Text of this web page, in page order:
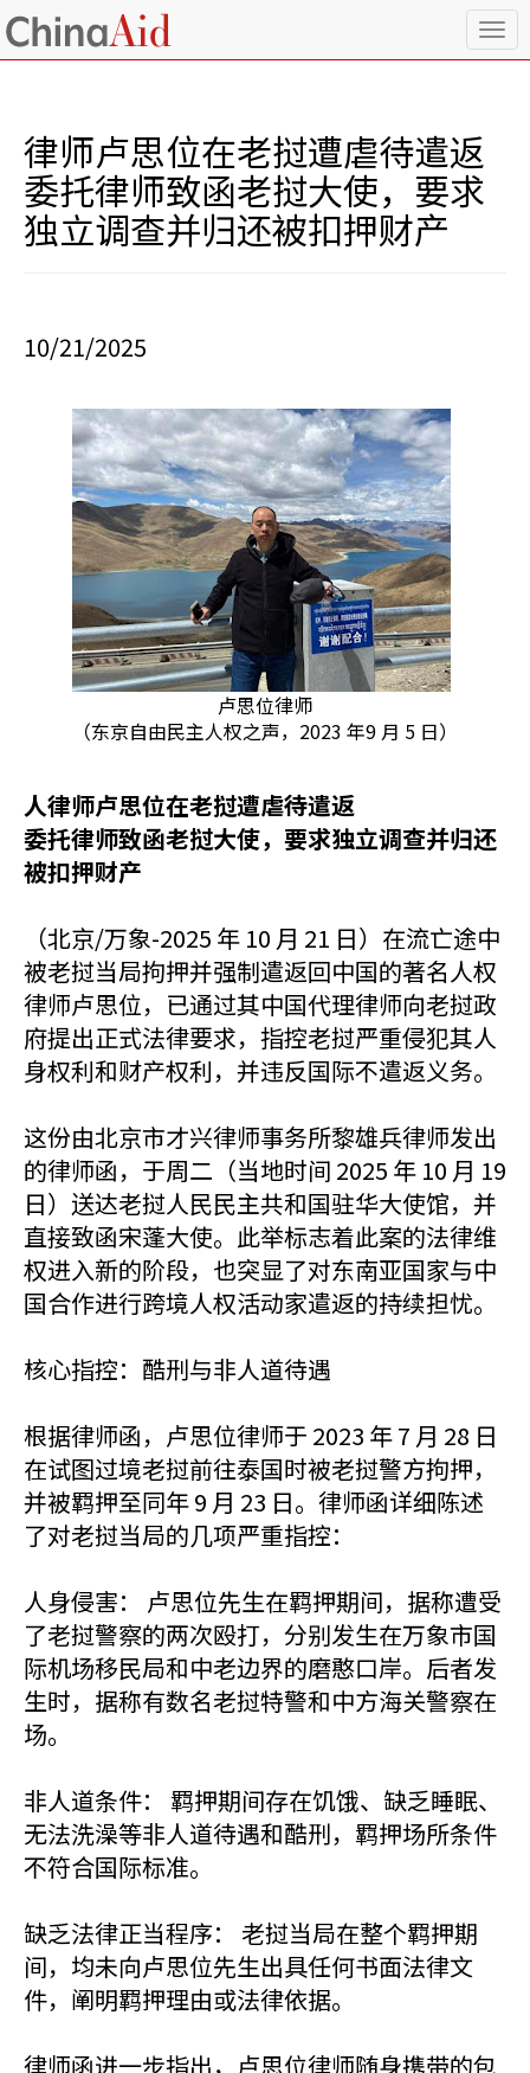
T
o
律师卢思位在老挝遭虐待遣返
委托律师致函老挝大使，要求
独立调查并归还被扣押财产
10/21/2025
卢思位律师
（东京自由民主人权之声，2023 年9 月 5 日）
人律师卢思位在老挝遭虐待遣返
委托律师致函老挝大使，要求独立调查并归还
被扣押财产
（北京/万象-2025 年 10 月 21 日）在流亡途中
被老挝当局拘押并强制遣返回中国的著名人权
律师卢思位，已通过其中国代理律师向老挝政
府提出正式法律要求，指控老挝严重侵犯其人
身权利和财产权利，并违反国际不遣返义务。
这份由北京市才兴律师事务所黎雄兵律师发出
的律师函，于周二（当地时间 2025 年 10 月 19
日）送达老挝人民民主共和国驻华大使馆，并
直接致函宋蓬大使。此举标志着此案的法律维
权进入新的阶段，也突显了对东南亚国家与中
国合作进行跨境人权活动家遣返的持续担忧。
核心指控：酷刑与非人道待遇
根据律师函，卢思位律师于 2023 年 7 月 28 日
在试图过境老挝前往泰国时被老挝警方拘押，
并被羁押至同年 9 月 23 日。律师函详细陈述
了对老挝当局的几项严重指控：
人身侵害： 卢思位先生在羁押期间，据称遭受
了老挝警察的两次殴打，分别发生在万象市国
际机场移民局和中老边界的磨憨口岸。后者发
生时，据称有数名老挝特警和中方海关警察在
场。
非人道条件： 羁押期间存在饥饿、缺乏睡眠、
无法洗澡等非人道待遇和酷刑，羁押场所条件
不符合国际标准。
缺乏法律正当程序： 老挝当局在整个羁押期
间，均未向卢思位先生出具任何书面法律文
件，阐明羁押理由或法律依据。
律师函进一步指出，卢思位律师随身携带的包